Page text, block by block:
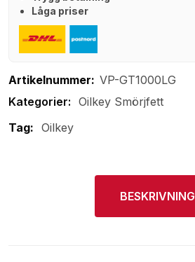
Låga priser
Artikelnummer: VP-GT1000LG
Oilkey Smörjfett
Tag: Oilkey
BESKRIVNING